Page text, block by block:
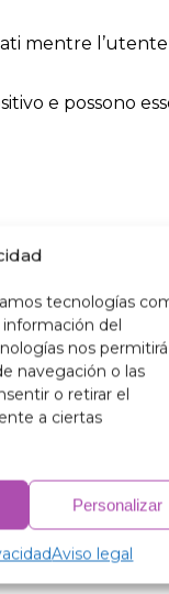
tecnologías
información del
nos permitirá
navegación o las
o retirar el
a ciertas
Personalizar
Aviso legal
mentre
e possono
viene fornita la
sito web.
sito web, sulla
sul sito web.
terze parti o